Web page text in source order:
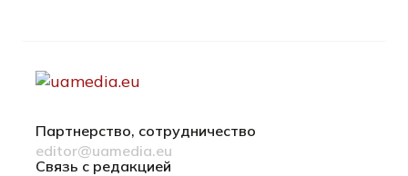
Партнерство, сотрудничество
editor@uamedia.eu
Связь с редакцией